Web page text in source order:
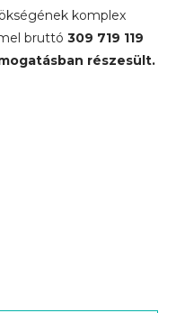
komplex
bruttó 309 719 119
részesült.